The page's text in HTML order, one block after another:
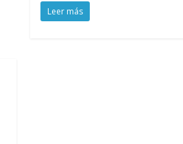
Leer más